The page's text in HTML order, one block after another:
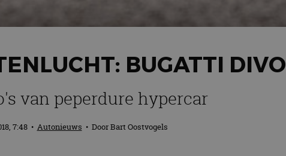
BUGATTI DIVO
van peperdure hypercar
7:48 • Autonieuws • DoorBart Oostvogels